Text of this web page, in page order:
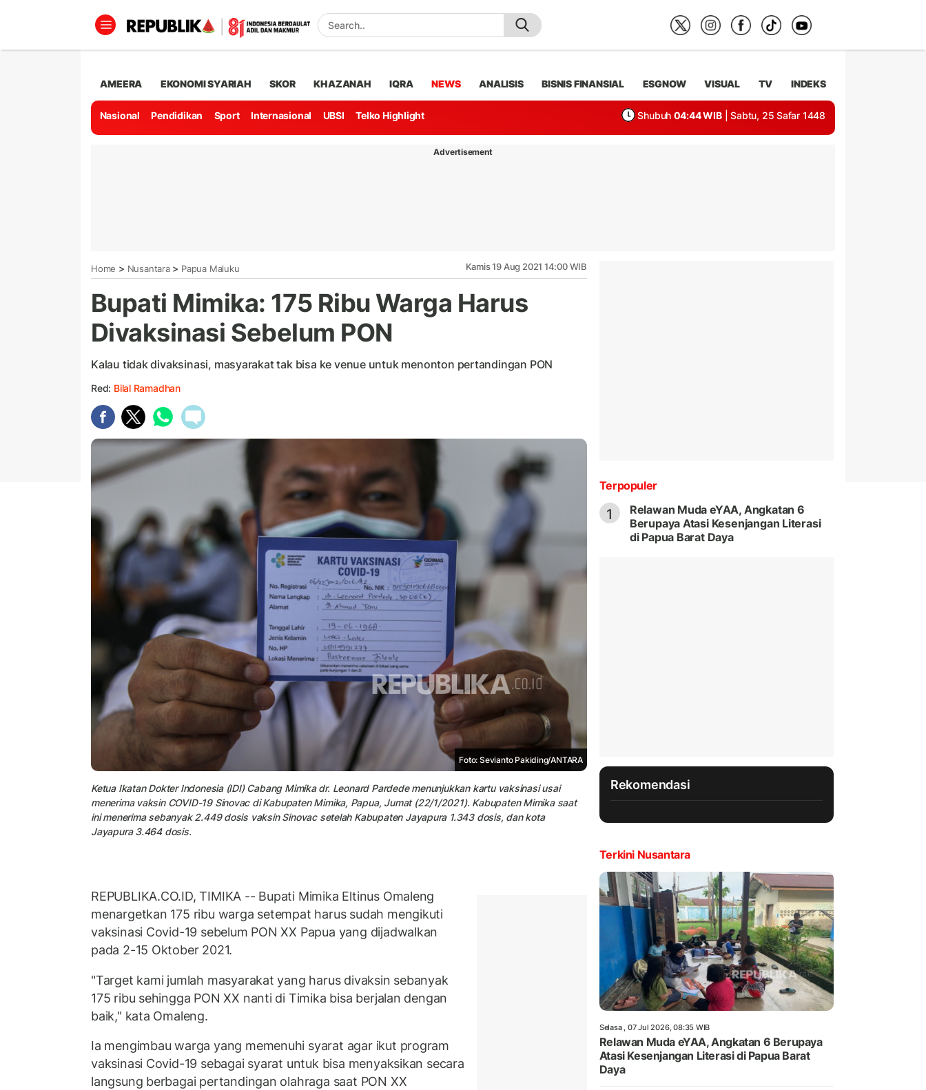
AMEERA EKONOMI SYARIAH SKOR KHAZANAH IQRA NEWS ANALISIS BISNIS FINANSIAL ESGNOW VISUAL TV INDEKS
Nasional Pendidikan Sport Internasional UBSI Telko Highlight Shubuh 04:44 WIB | Sabtu, 25 Safar 1448
Advertisement
Home > Nusantara> Papua Maluku Kamis 19 Aug 2021 14:00 WIB
Bupati Mimika: 175 Ribu Warga Harus
Divaksinasi Sebelum PON
Kalau tidak divaksinasi, masyarakat tak bisa ke venue untuk menonton pertandingan PON
Red: Bilal Ramadhan
Foto: Sevianto Pakiding/ANTARA
Ketua Ikatan Dokter Indonesia (IDI) Cabang Mimika dr. Leonard Pardede menunjukkan kartu vaksinasi usai
menerima vaksin COVID-19 Sinovac di Kabupaten Mimika, Papua, Jumat (22/1/2021). Kabupaten Mimika saat
ini menerima sebanyak 2.449 dosis vaksin Sinovac setelah Kabupaten Jayapura 1.343 dosis, dan kota
Jayapura 3.464 dosis.
REPUBLIKA.CO.ID, TIMIKA -- Bupati Mimika Eltinus Omaleng
menargetkan 175 ribu warga setempat harus sudah mengikuti
vaksinasi Covid-19 sebelum PON XX Papua yang dijadwalkan
pada 2-15 Oktober 2021.
"Target kami jumlah masyarakat yang harus divaksin sebanyak
175 ribu sehingga PON XX nanti di Timika bisa berjalan dengan
baik," kata Omaleng.
Ia mengimbau warga yang memenuhi syarat agar ikut program
vaksinasi Covid-19 sebagai syarat untuk bisa menyaksikan secara
langsung berbagai pertandingan olahraga saat PON XX
Terpopuler
1
Relawan Muda eYAA, Angkatan 6
Berupaya Atasi Kesenjangan Literasi
di Papua Barat Daya
Rekomendasi
Terkini Nusantara
Selasa , 07 Jul 2026, 08:35 WIB
Relawan Muda eYAA, Angkatan 6 Berupaya
Atasi Kesenjangan Literasi di Papua Barat
Daya